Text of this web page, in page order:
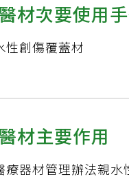
醫材次要使用
性創傷覆蓋材
醫材主要作用
療器材管理辦法親